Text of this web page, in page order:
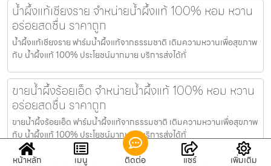
น้ำผึ้งแท้เชียงราย จำหน่ายน้ำผึ้งแท้ 100% หอม หวาน
อร่อยสดชื่น ราคาถูก
น้ำผึ้งแท้เชียงราย ฟาร์มน้ำผึ้งแท้จากธรรมชาติ เติมความหวานเพื่อสุขภาพ
กับ น้ำผึ้งแท้ 100% ประโยชน์มากมาย บริการส่งได้ทั่
ขายน้ำผึ้งร้อยเอ็ด จำหน่ายน้ำผึ้งแท้ 100% หอม หวาน
อร่อยสดชื่น ราคาถูก
ขายน้ำผึ้งร้อยเอ็ด ฟาร์มน้ำผึ้งแท้จากธรรมชาติ เติมความหวานเพื่อสุขภาพ
กับ น้ำผึ้งแท้ 100% ประโยชน์มากมาย บริการส่งได้ทั่
หน้าหลัก เมนู ติดต่อ แชร์ เพิ่มเติม